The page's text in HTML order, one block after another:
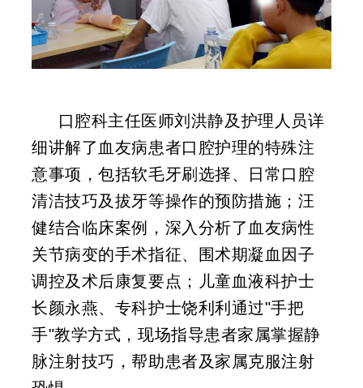
口腔科主任医师刘洪静及护理人员详
细讲解了血友病患者口腔护理的特殊注
意事项，包括软毛牙刷选择、日常口腔
清洁技巧及拔牙等操作的预防措施；汪
健结合临床案例，深入分析了血友病性
关节病变的手术指征、围术期凝血因子
调控及术后康复要点；儿童血液科护士
长颜永燕、专科护士饶利利通过"手把
手"教学方式，现场指导患者家属掌握静
脉注射技巧，帮助患者及家属克服注射